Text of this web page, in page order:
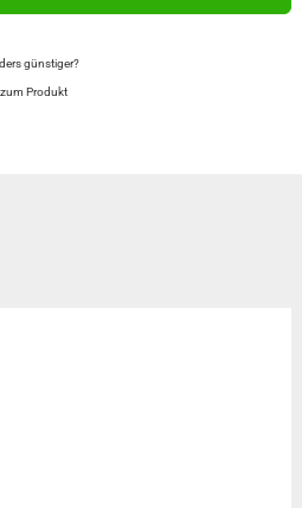
günstiger?
Produkt